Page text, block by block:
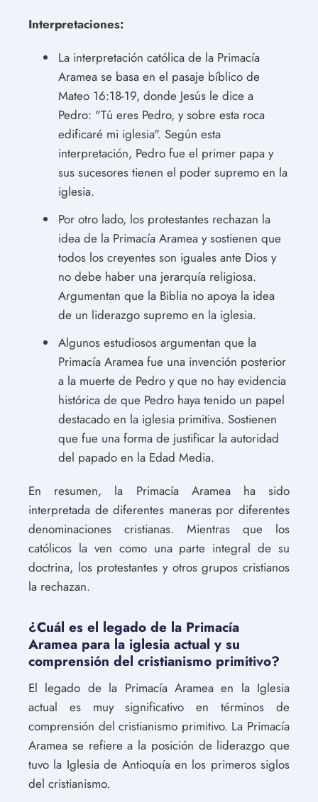
Interpretaciones:
La interpretación católica de la Primacía
Aramea se basa en el pasaje bíblico de
Mateo 16:18-19, donde Jesús le dice a
Pedro: "Tú eres Pedro, y sobre esta roca
edificaré mi iglesia". Según esta
interpretación, Pedro fue el primer papa y
sus sucesores tienen el poder supremo en la
iglesia.
Por otro lado, los protestantes rechazan la
idea de la Primacía Aramea y sostienen que
todos los creyentes son iguales ante Dios y
no debe haber una jerarquía religiosa.
Argumentan que la Biblia no apoya la idea
de un liderazgo supremo en la iglesia.
Algunos estudiosos argumentan que la
Primacía Aramea fue una invención posterior
a la muerte de Pedro y que no hay evidencia
histórica de que Pedro haya tenido un papel
destacado en la iglesia primitiva. Sostienen
que fue una forma de justificar la autoridad
del papado en la Edad Media.
En resumen, la Primacía Aramea ha sido
interpretada de diferentes maneras por diferentes
denominaciones cristianas. Mientras que los
católicos la ven como una parte integral de su
doctrina, los protestantes y otros grupos cristianos
la rechazan.
¿Cuál es el legado de la Primacía
Aramea para la iglesia actual y su
comprensión del cristianismo primitivo?
El legado de la Primacía Aramea en la Iglesia
actual es muy significativo en términos de
comprensión del cristianismo primitivo. La Primacía
Aramea se refiere a la posición de liderazgo que
tuvo la Iglesia de Antioquía en los primeros siglos
del cristianismo.